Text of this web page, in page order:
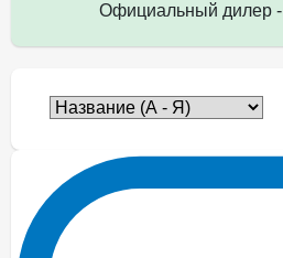
Официальный дилер -